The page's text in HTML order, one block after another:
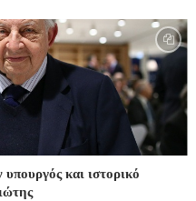
και ιστορικό